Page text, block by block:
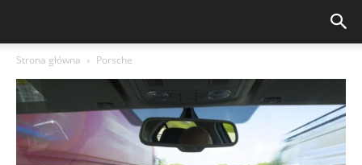
Strona główna Porsche